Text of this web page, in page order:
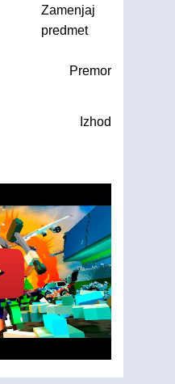
Zamenjaj
predmet
Premor
Izhod